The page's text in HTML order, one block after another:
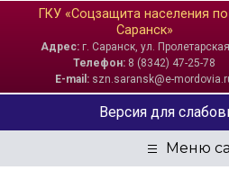
ГКУ «Соцзащита населения по
Саранск»
Адрес: г. Саранск, ул.
Телефон: 8 (8342) 47-25-78
E-mail: szn.saransk@e-
Версия для
ЦВЕТОВАЯ